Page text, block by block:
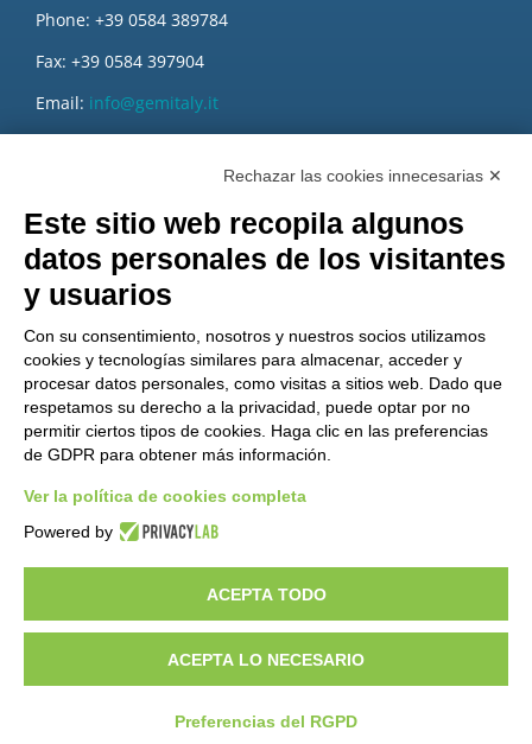
Phone: +39 0584 389784
Fax: +39 0584 397904
Email: info@gemitaly.it
¿Quieres ser un distribuidor de GEM?
01544010463 | codice SDI A4707H7 |Privacy Policy|Cookie Policy|
credits
Rechazar las cookies innecesarias ✕
Este sitio web recopila algunos
datos personales de los visitantes
y usuarios
Con su consentimiento, nosotros y nuestros socios utilizamos
cookies y tecnologías similares para almacenar, acceder y
procesar datos personales, como visitas a sitios web. Dado que
respetamos su derecho a la privacidad, puede optar por no
permitir ciertos tipos de cookies. Haga clic en las preferencias
de GDPR para obtener más información.
Ver la política de cookies completa
Powered by
ACEPTA TODO
ACEPTA LO NECESARIO
Preferencias del RGPD